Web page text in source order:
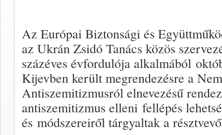
Az Európai Biztonsági és
az Ukrán Zsidó Tanács közös
százéves évfordulója alkalmából
Kijevben került megrendezésre a
Antiszemitizmusról elnevezésű
antiszemitizmus elleni fellépés
és módszereiről tárgyaltak a